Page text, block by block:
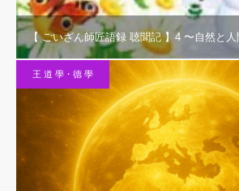
【 ごいざん師匠語録 聴聞記 】4 〜自然と
王 道 學・德 學